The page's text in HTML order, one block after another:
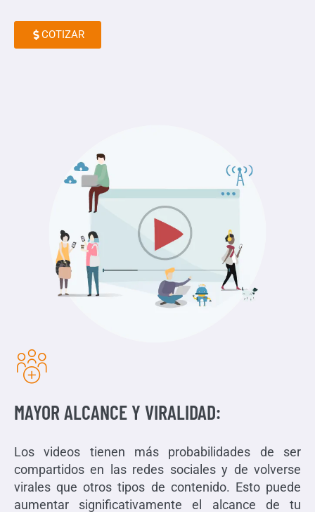
COTIZAR
MAYOR ALCANCE Y VIRALIDAD:
Los videos tienen más probabilidades de ser
compartidos en las redes sociales y de volverse
virales que otros tipos de contenido. Esto puede
aumentar significativamente el alcance de tu